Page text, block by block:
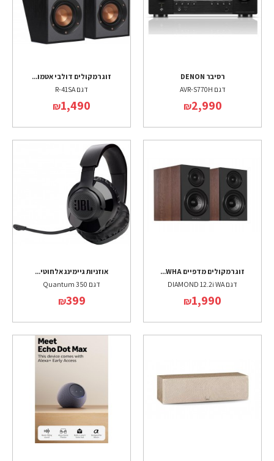
רסיבר DENON
דגם AVR-S770H
₪2,990
זוג רמקולים דולבי אטמו...
דגם R-41SA
₪1,490
זוג רמקולים מדפיים WHA...
דגם DIAMOND 12.2i WA
₪1,990
אוזניות גיימינג אלחוטי...
דגם Quantum 350
₪399